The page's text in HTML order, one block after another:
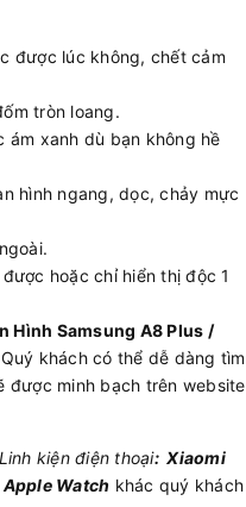
được lúc không, chết cảm
tròn loang.
ám xanh dù bạn không hề
hình ngang, dọc, chảy mực
hoặc chỉ hiển thị độc 1
Hình Samsung A8 Plus /
khách có thể dễ dàng tìm
được minh bạch trên website
Linh kiện điện thoại:Xiaomi
Apple Watch khác quý khách